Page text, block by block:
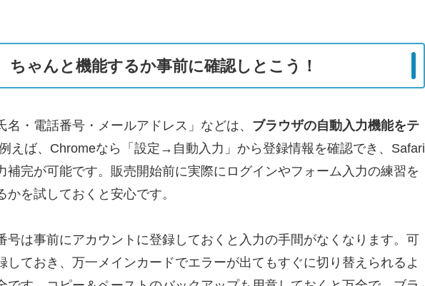
ちゃんと機能するか事前に確認しとこう！
・電話番号・メールアドレス」などは、 ブラウザの自動入力機能をテ
えば、Chromeなら「設定→自動入力」から登録情報を確認でき、Safari
補完が可能です。販売開始前に実際にログインやフォーム入力の練習を
かを試しておくと安心です。
号は事前にアカウントに登録しておくと入力の手間がなくなります。可
しておき、万一メインカードでエラーが出てもすぐに切り替えられるよ